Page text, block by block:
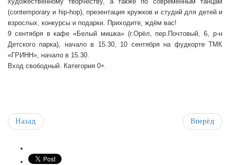
(contemporary и hip-hop), презентация кружков и студий для детей и
взрослых, конкурсы и подарки. Приходите, ждём вас!
9 сентября в кафе «Белый мишка» (г.Орёл, пер.Почтовый, 6, р-н
Детского парка), начало в 15.30, 10 сентября на фудкорте ТМК
«ГРИНН», начало в 15.30.
Вход свободный. Категория 0+.
Назад Вперёд